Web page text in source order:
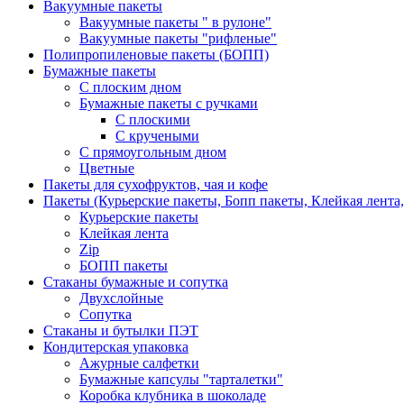
Вакуумные пакеты
Вакуумные пакеты " в рулоне"
Вакуумные пакеты "рифленые"
Полипропиленовые пакеты (БОПП)
Бумажные пакеты
С плоским дном
Бумажные пакеты с ручками
С плоскими
С кручеными
С прямоугольным дном
Цветные
Пакеты для сухофруктов, чая и кофе
Пакеты (Курьерские пакеты, Бопп пакеты, Клейкая
Курьерские пакеты
Клейкая лента
Zip
БОПП пакеты
Стаканы бумажные и сопутка
Двухслойные
Сопутка
Стаканы и бутылки ПЭТ
Кондитерская упаковка
Ажурные салфетки
Бумажные капсулы "тарталетки"
Коробка клубника в шоколаде